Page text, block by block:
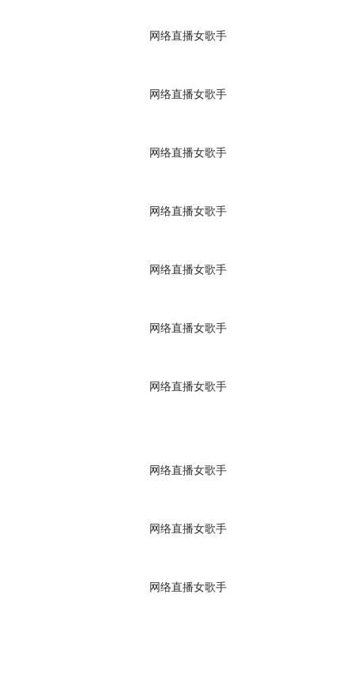
网络直播女歌手
网络直播女歌手
网络直播女歌手
网络直播女歌手
网络直播女歌手
网络直播女歌手
网络直播女歌手
网络直播女歌手
网络直播女歌手
网络直播女歌手